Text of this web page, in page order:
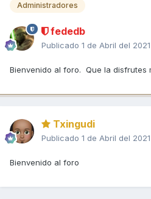
Administradores
fededb
Publicado 1 de Abril del 2021
Bienvenido al foro. Que la disfrutes
Txingudi
Publicado 1 de Abril del 2021
Bienvenido al foro